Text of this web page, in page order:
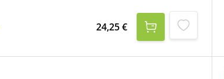
záujmu samostane objednať tu: krabička na
24,25 €